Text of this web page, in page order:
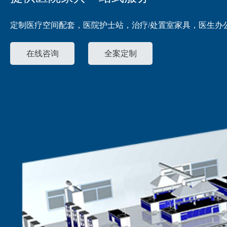
定制医疗空间配套，医院护士站，治疗/处置室家具，医生办
在线咨询 全案定制